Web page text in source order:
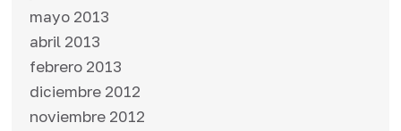
mayo 2013
abril 2013
febrero 2013
diciembre 2012
noviembre 2012